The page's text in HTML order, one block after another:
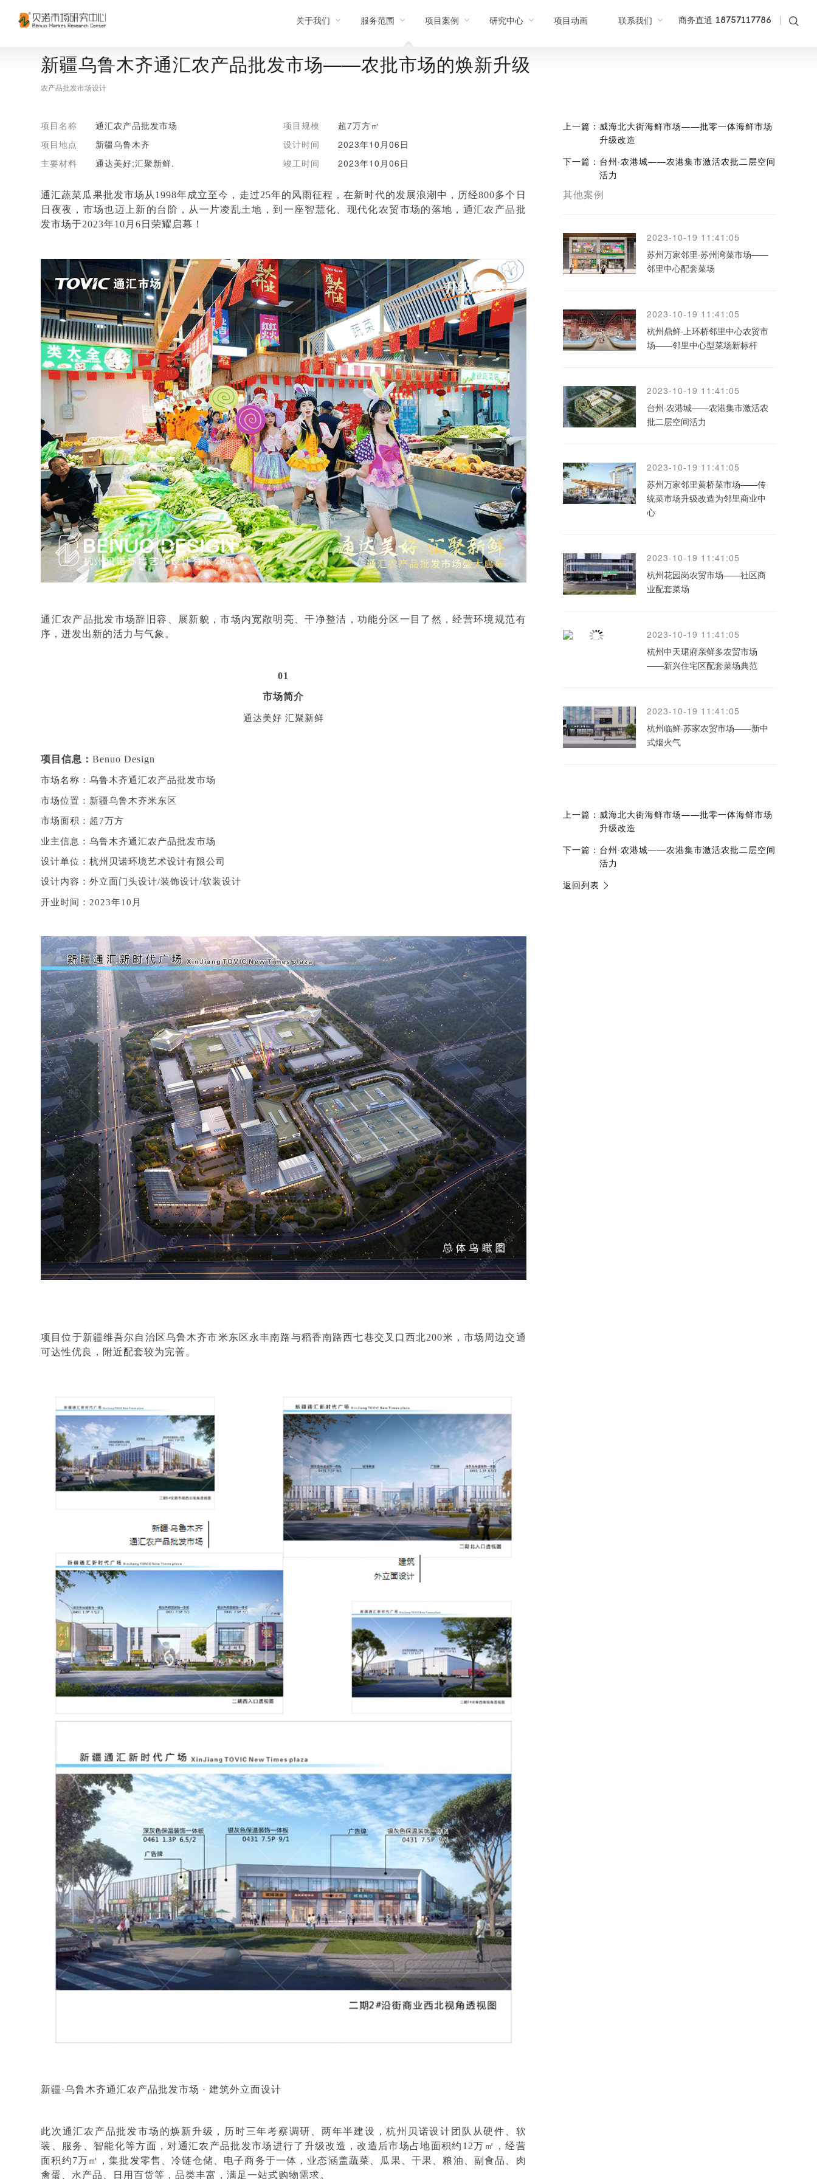
关于我们 服务范围 项目案例 研究中心 项目动画 联系我们 商务直通 18757117786
新疆乌鲁木齐通汇农产品批发市场——农批市场的焕新升级
农产品批发市场设计
项目名称 通汇农产品批发市场 项目规模
超7万方㎡
项目地点
新疆乌鲁木齐 设计时间
2023年10月06日
主要材料
通达美好;汇聚新鲜. 竣工时间 2023年10月06日
通汇蔬菜瓜果批发市场从 1998年成立至今，走过25年的风雨征程，在新时代的发展浪潮中，历经800多个日
日夜夜，市场也迈上新的台阶，从一片凌乱土地，到一座智慧化、现代化农贸市场的落地，通汇农产品批
发市场于2023年10月6日荣耀启幕！
通汇农产品批发市场辞旧容、展新貌，市场内宽敞明亮、干净整洁，功能分区一目了然，经营环境规范有
序，迸发出新的活力与气象。
01
市场简介
通达美好 汇聚新鲜
项目信息：Benuo Design
市场名称：乌鲁木齐通汇农产品批发市场
市场位置：新疆乌鲁木齐米东区
市场面积：超 7万方
业主信息：乌鲁木齐通汇农产品批发市场
设计单位：杭州贝诺环境艺术设计有限公司
设计内容：外立面门头设计/装饰设计/软装设计
开业时间： 2023年10月
项目位于新疆维吾尔自治区乌鲁木齐市米东区永丰南路与稻香南路西七巷交叉口西北200米，市场周边交通
可达性优良，附近配套较为完善。
新疆·乌鲁木齐通汇农产品批发市场 ·建筑外立面设计
此次通汇农产品批发市场的焕新升级，历时三年考察调研、两年半建设，杭州贝诺设计团队从硬件、软
装、服务、智能化等方面，对通汇农产品批发市场进行了升级改造，改造后市场占地面积约 12万㎡，经营
面积约7万㎡，集批发零售、冷链仓储、电子商务于一体，业态涵盖蔬菜、瓜果、干果、粮油、副食品、肉
禽蛋、水产品、日用百货等，品类丰富，满足一站式购物需求。
上一篇： 威海北大街海鲜市场——批零一体海鲜市场
升级改造
下一篇： 台州·农港城——农港集市激活农批二层空间
活力
其他案例
2023-10-19 11:41:05
苏州万家邻里·苏州湾菜市场——
邻里中心配套菜场
2023-10-19 11:41:05
杭州鼎鲜·上环桥邻里中心农贸市
场——邻里中心型菜场新标杆
2023-10-19 11:41:05
台州·农港城——农港集市激活农
批二层空间活力
2023-10-19 11:41:05
苏州万家邻里黄桥菜市场——传
统菜市场升级改造为邻里商业中
心
2023-10-19 11:41:05
杭州花园岗农贸市场——社区商
业配套菜场
2023-10-19 11:41:05
杭州中天珺府亲鲜多农贸市场
——新兴住宅区配套菜场典范
2023-10-19 11:41:05
杭州临鲜·苏家农贸市场——新中
式烟火气
上一篇： 威海北大街海鲜市场——批零一体海鲜市场
升级改造
下一篇： 台州·农港城——农港集市激活农批二层空间
活力
返回列表